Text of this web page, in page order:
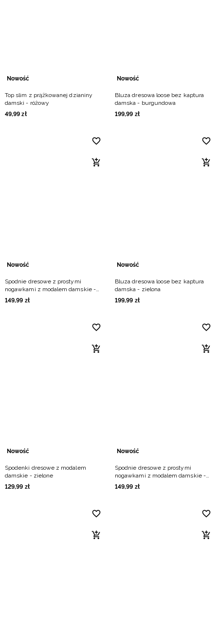
Nowość
Top slim z prążkowanej dzianiny
damski - różowy
49,99 zł
Nowość
Bluza dresowa loose bez kaptura
damska - burgundowa
199,99 zł
Nowość
Spodnie dresowe z prostymi
nogawkami z modalem damskie -
burgundowe
149,99 zł
Nowość
Bluza dresowa loose bez kaptura
damska - zielona
199,99 zł
Nowość
Spodenki dresowe z modalem
damskie - zielone
129,99 zł
Nowość
Spodnie dresowe z prostymi
nogawkami z modalem damskie -
zielone
149,99 zł